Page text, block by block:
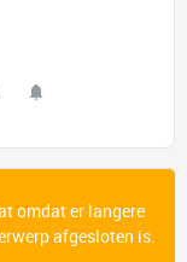
omdat er langere
afgesloten is.